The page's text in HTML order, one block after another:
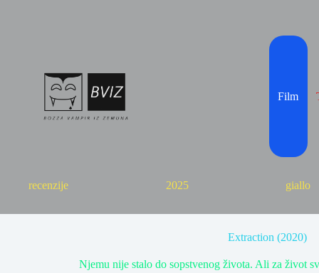
Film
recenzije 2025 giallo
Extraction (2020)
Njemu nije stalo do sopstvenog života. Ali za život